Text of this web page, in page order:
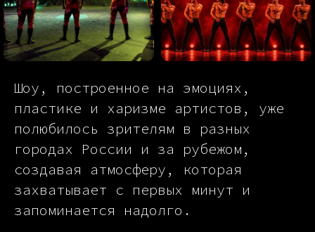
Шоу, построенное на эмоциях,
пластике и харизме артистов, уже
полюбилось зрителям в разных
городах России и за рубежом,
создавая атмосферу, которая
захватывает с первых минут и
запоминается надолго.